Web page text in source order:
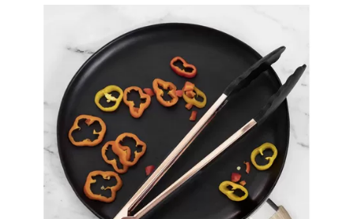
PRIVACY
POLICY